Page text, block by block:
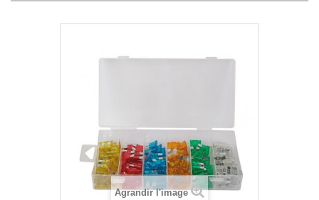
Agrandir l'image